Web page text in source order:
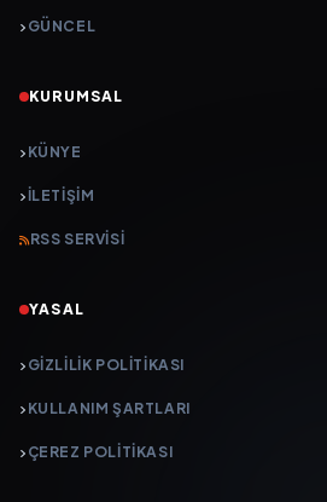
GÜNCEL
KURUMSAL
KÜNYE
İLETIŞIM
RSS SERVISI
YASAL
GIZLILIK POLITIKASI
KULLANIM ŞARTLARI
ÇEREZ POLITIKASI